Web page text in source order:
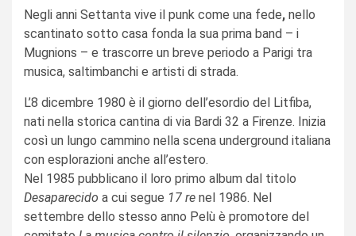
Negli anni Settanta vive il punk come una fede, nello
scantinato sotto casa fonda la sua prima band – i
Mugnions – e trascorre un breve periodo a Parigi tra
musica, saltimbanchi e artisti di strada.
L’8 dicembre 1980 è il giorno dell’esordio del Litfiba,
nati nella storica cantina di via Bardi 32 a Firenze. Inizia
così un lungo cammino nella scena underground italiana
con esplorazioni anche all’estero.
Nel 1985 pubblicano il loro primo album dal titolo
Desaparecido a cui segue 17 re nel 1986. Nel
settembre dello stesso anno Pelù è promotore del